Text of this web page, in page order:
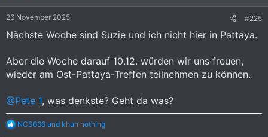
26 November 2025 #225
Nächste Woche sind Suzie und ich nicht hier in Pattaya.
Aber die Woche darauf 10.12. würden wir uns freuen,
wieder am Ost-Pattaya-Treffen teilnehmen zu können.
@Pete 1, was denkste? Geht da was?
R
NCS666 und khun nothing